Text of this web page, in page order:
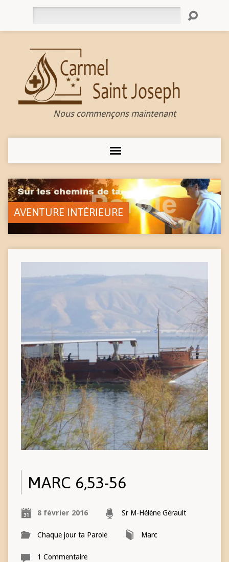
Nous commençons maintenant
AVENTURE INTÉRIEURE
MARC 6,53-56
8 février 2016 Sr M-Hélène Gérault
Chaque jour ta Parole Marc
1 Commentaire